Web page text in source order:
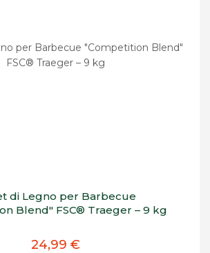
di Legno per Barbecue
Blend" FSC® Traeger – 9 kg
24,99 €